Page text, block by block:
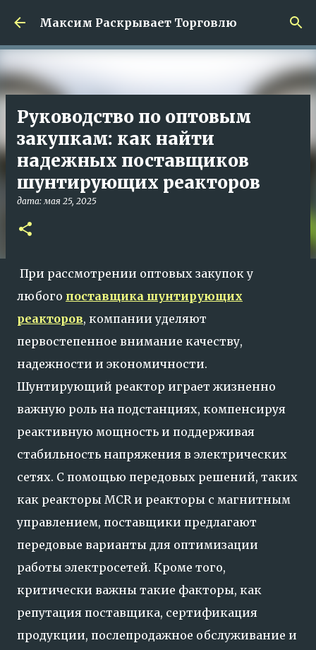
К основному контенту
Максим Раскрывает Торговлю
Руководство по оптовым
закупкам: как найти
надежных поставщиков
шунтирующих реакторов
дата:мая 25, 2025
При рассмотрении оптовых закупок у
любого поставщика шунтирующих
реакторов, компании уделяют
первостепенное внимание качеству,
надежности и экономичности.
Шунтирующий реактор играет жизненно
важную роль на подстанциях, компенсируя
реактивную мощность и поддерживая
стабильность напряжения в электрических
сетях. С помощью передовых решений, таких
как реакторы MCR и реакторы с магнитным
управлением, поставщики предлагают
передовые варианты для оптимизации
работы электросетей. Кроме того,
критически важны такие факторы, как
репутация поставщика, сертификация
продукции, послепродажное обслуживание и